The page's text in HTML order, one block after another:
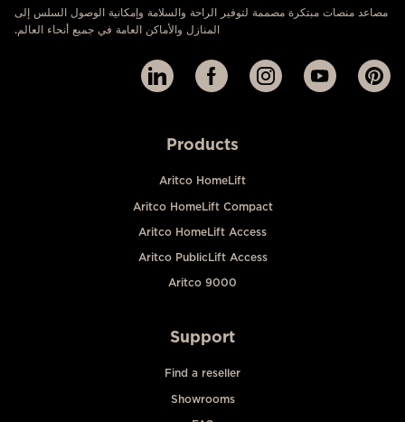
مصاعد منصات مبتكرة مصممة لتوفير الراحة والسلامة وإمكانية الوصول السلس إلى
المنازل والأماكن العامة في جميع أنحاء العالم.
Products
Aritco HomeLift
Aritco HomeLift Compact
Aritco HomeLift Access
Aritco PublicLift Access
Aritco 9000
Support
Find a reseller
Showrooms